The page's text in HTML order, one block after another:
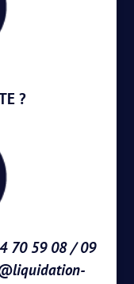
?
70 59 08 / 09